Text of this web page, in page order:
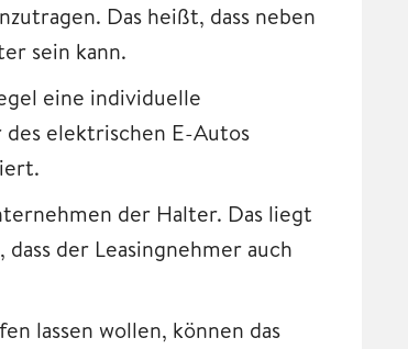
Das heißt, dass neben
sein kann.
eine individuelle
elektrischen E-Autos
der Halter. Das liegt
der Leasingnehmer auch
lassen wollen, können das